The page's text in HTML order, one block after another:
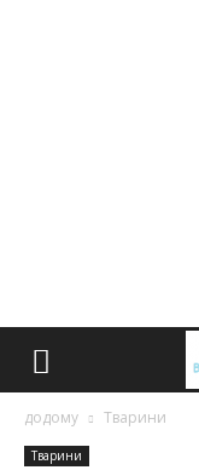
додому Тварини
Тварини